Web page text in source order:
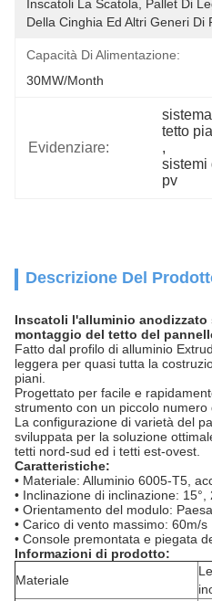
Inscatoli La Scatola, Pallet Di
Della Cinghia Ed Altri Generi Di
Capacità Di Alimentazione:
30MW/month
Evidenziare:
tetto
,
sistemi
pv
Descrizione Del
Inscatoli l'alluminio anodizzato
montaggio del tetto del
Fatto dal profilo di alluminio
leggera per quasi tutta la
piani.
Progettato per facile e
strumento con un piccolo numero
La configurazione di varietà del
sviluppata per la soluzione
tetti nord-sud ed i tetti est-ovest.
Caratteristiche:
• Materiale: Alluminio 6005-T5,
• Inclinazione di inclinazione: 15°,
• Orientamento del modulo:
• Carico di vento massimo: 60m/s
• Console premontata e piegata
Informazioni di prodotto:
Materiale